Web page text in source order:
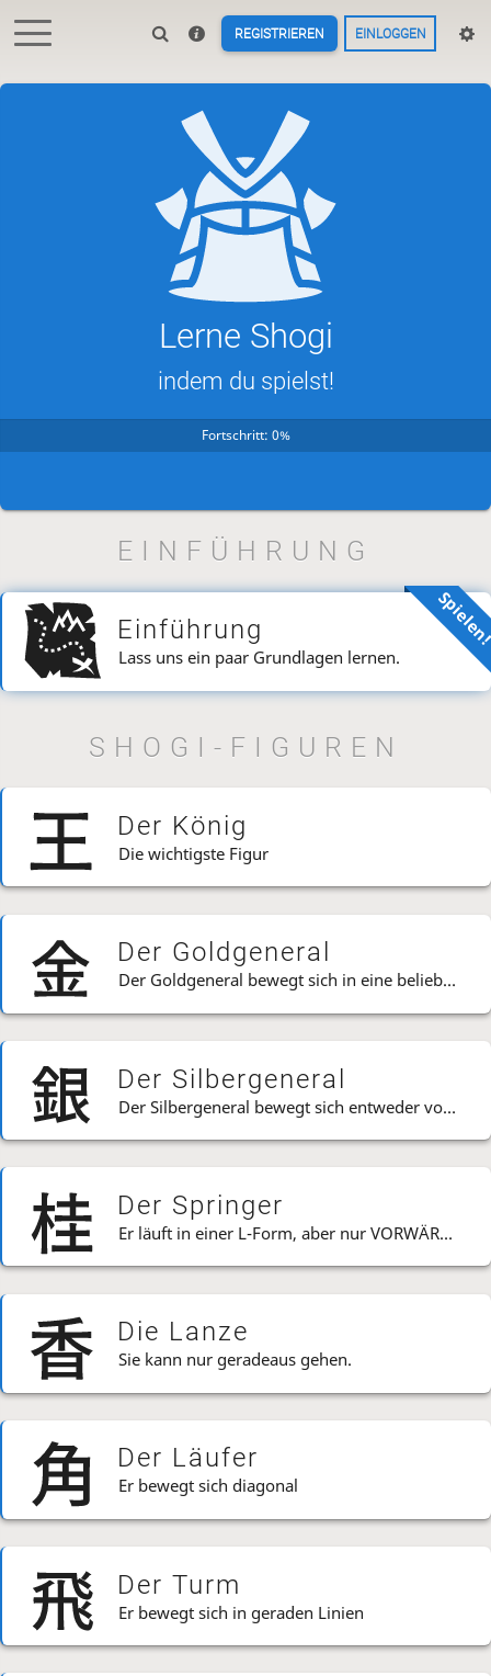
REGISTRIEREN EINLOGGEN
Lerne Shogi
indem du spielst!
Fortschritt: 0%
EINFÜHRUNG
Einführung
Lass uns ein paar Grundlagen lernen.
SHOGI-FIGUREN
Der König
Die wichtigste Figur
Der Goldgeneral
Der Goldgeneral bewegt sich in eine beliebige Richtung AUẞER diagonal rückwärts
Der Silbergeneral
Der Silbergeneral bewegt sich entweder vorwärts oder diagonal zurück.
Der Springer
Er läuft in einer L-Form, aber nur VORWÄRTS!
Die Lanze
Sie kann nur geradeaus gehen.
Der Läufer
Er bewegt sich diagonal
Der Turm
Er bewegt sich in geraden Linien